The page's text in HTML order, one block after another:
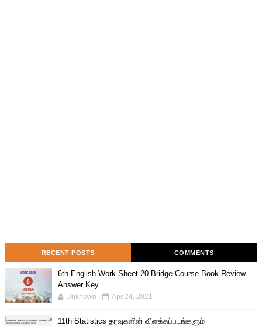
RECENT POSTS COMMENTS
6th English Work Sheet 20 Bridge Course Book Review
Answer Key
Unknown Apr 24, 2021
11th Statistics தரவுகளின் விளக்கப்படங்களும்